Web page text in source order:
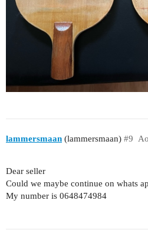
lammersmaan (lammersmaan) #9
Dear seller
Could we maybe continue on whats
My number is 0648474984